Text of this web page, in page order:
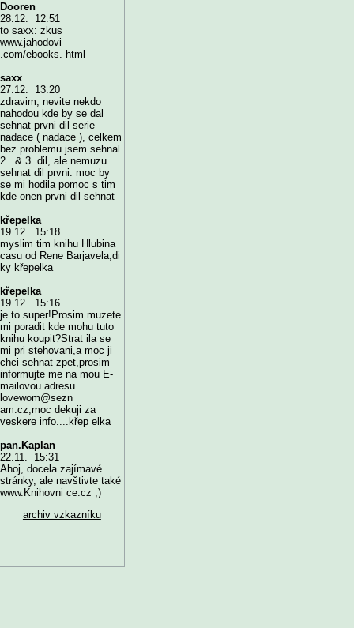
Dooren
28.12. 12:51
to saxx: zkus
www.jahodovi
.com/ebooks. html
saxx
27.12. 13:20
zdravim, nevite nekdo
nahodou kde by se dal
sehnat prvni dil serie
nadace ( nadace ), celkem
bez problemu jsem sehnal
2 . & 3. dil, ale nemuzu
sehnat dil prvni. moc by
se mi hodila pomoc s tim
kde onen prvni dil sehnat
křepelka
19.12. 15:18
myslim tim knihu Hlubina
casu od Rene Barjavela,di
ky křepelka
křepelka
19.12. 15:16
je to super!Prosim muzete
mi poradit kde mohu tuto
knihu koupit?Strat ila se
mi pri stehovani,a moc ji
chci sehnat zpet,prosim
informujte me na mou E-
mailovou adresu
lovewom@sezn
am.cz,moc dekuji za
veskere info....křep elka
pan.Kaplan
22.11. 15:31
Ahoj, docela zajímavé
stránky, ale navštivte také
www.Knihovni ce.cz ;)
archiv vzkazníku